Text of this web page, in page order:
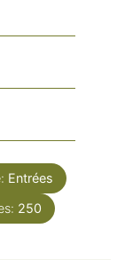
Entrées
250